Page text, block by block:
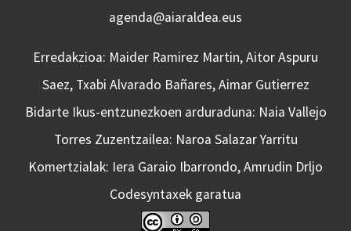
agenda@aiaraldea.eus
Erredakzioa: Maider Ramirez Martin, Aitor Aspuru
Saez, Txabi Alvarado Bañares, Aimar Gutierrez
Bidarte Ikus-entzunezkoen arduraduna: Naia Vallejo
Torres Zuzentzailea: Naroa Salazar Yarritu
Komertzialak: Iera Garaio Ibarrondo, Amrudin Drljo
Codesyntaxek garatua